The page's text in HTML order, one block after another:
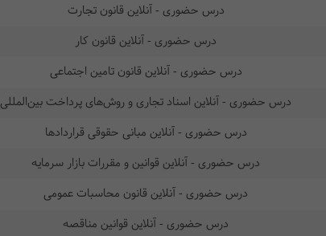
درس حضوری - آنلاین قانون تجارت
درس حضوری - آنلاین قانون کار
درس حضوری - آنلاین قانون تامین اجتماعی
درس حضوری - آنلاین اسناد تجاری و روش‌های پرداخت بین‌المللی
درس حضوری - آنلاین مبانی حقوقی قراردادها
درس حضوری - آنلاین قوانین و مقررات بازار سرمایه
درس حضوری - آنلاین قانون محاسبات عمومی
درس حضوری - آنلاین قوانین مناقصه